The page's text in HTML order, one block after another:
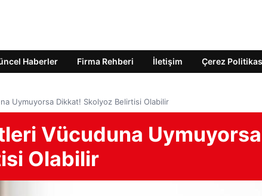
Haberler Firma Rehberi İletişim Çerez
Uymuyorsa Dikkat! Skolyoz Belirtisi Olabilir
Vücuduna Uymuyorsa
Olabilir